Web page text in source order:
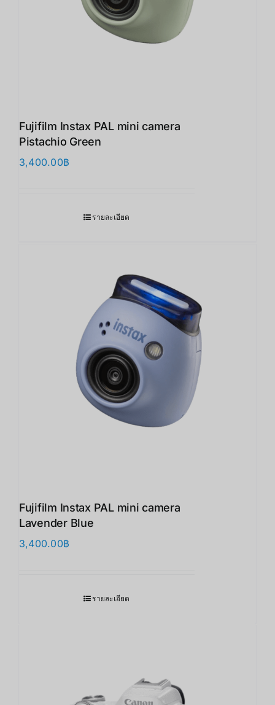
Fujifilm Instax PAL mini camera
Pistachio Green
3,400.00฿
รายละเอียด
Fujifilm Instax PAL mini camera
Lavender Blue
3,400.00฿
รายละเอียด